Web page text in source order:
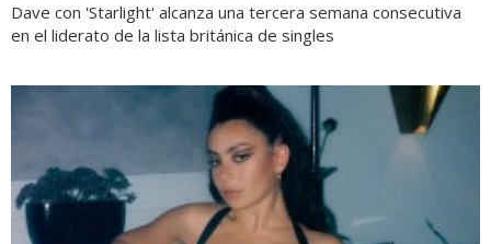
Dave con 'Starlight' alcanza una tercera semana consecutiva
en el liderato de la lista británica de singles